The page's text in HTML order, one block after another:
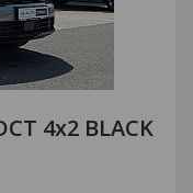
4x2 BLACK